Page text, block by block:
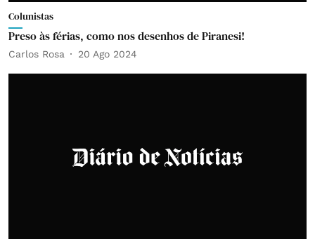
Colunistas
Preso às férias, como nos desenhos de Piranesi!
Carlos Rosa 20 Ago 2024